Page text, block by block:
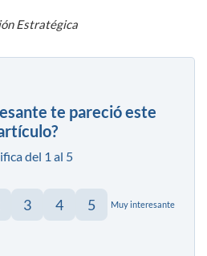
Estratégica
te pareció este
del 1 al 5
3 4 5 Muy interesante